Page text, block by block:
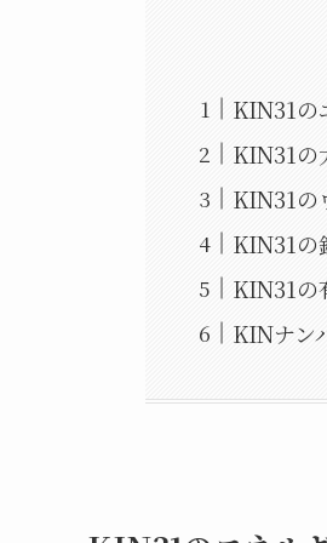
KIN31の
KIN31の
KIN31の
KIN31の
KIN31の
KINナン